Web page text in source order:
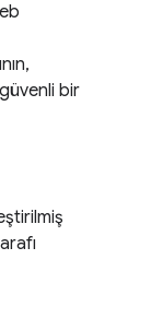
bir